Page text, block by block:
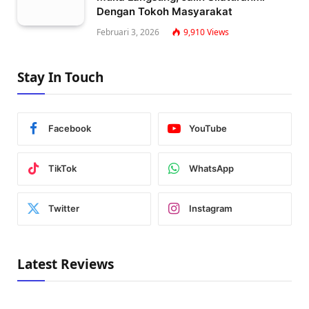
Dengan Tokoh Masyarakat
Februari 3, 2026 9,910Views
Stay In Touch
Facebook YouTube
TikTok WhatsApp
Twitter Instagram
Latest Reviews